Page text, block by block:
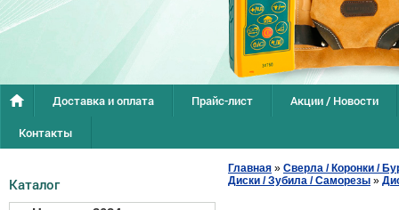
Доставка и оплата Прайс-лист
Акции / Новости
Контакты
Каталог
Главная » Сверла / Коронки /
Диски / Зубила / Саморезы »